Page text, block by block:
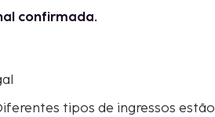
confirmada.
tipos de ingressos estão